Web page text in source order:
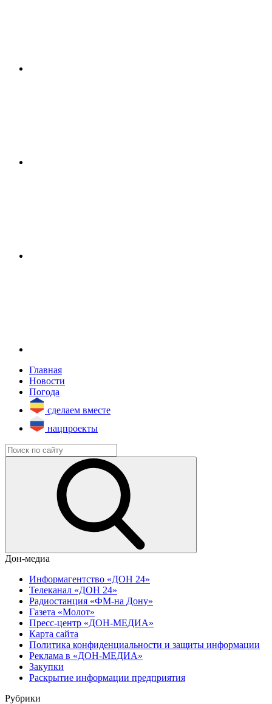
Главная
Новости
Погода
сделаем вместе
нацпроекты
Дон-медиа
Информагентство «ДОН 24»
Телеканал «ДОН 24»
Радиостанция «ФМ-на Дону»
Газета «Молот»
Пресс-центр «ДОН-МЕДИА»
Карта сайта
Политика конфиденциальности и защиты информации
Реклама в «ДОН-МЕДИА»
Закупки
Раскрытие информации предприятия
Рубрики